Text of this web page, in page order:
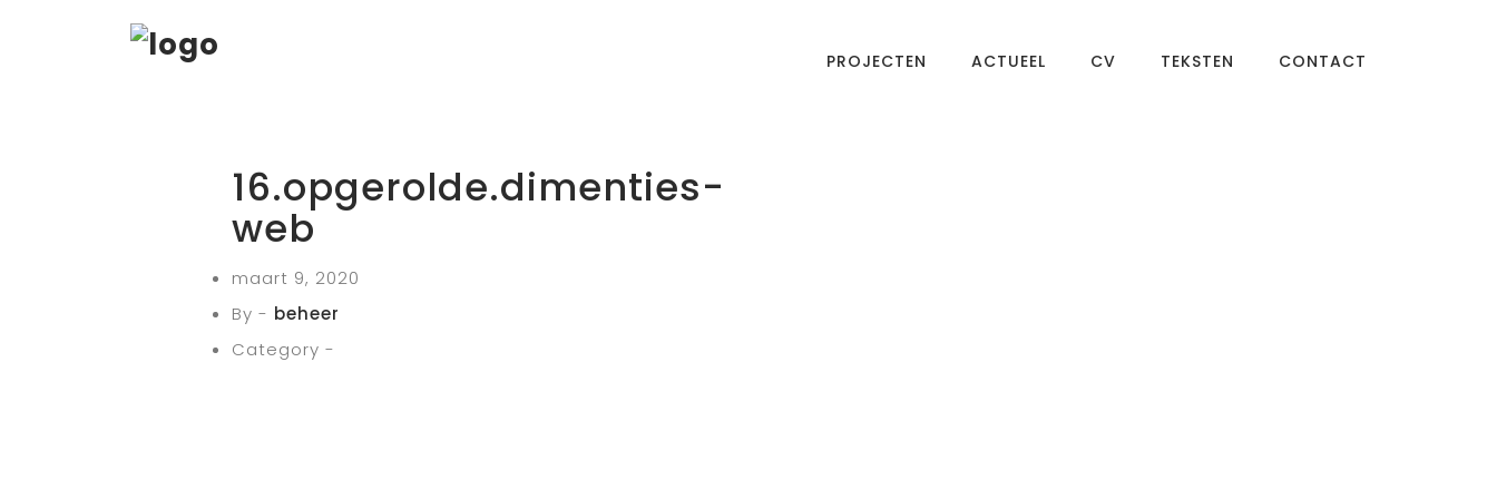
PROJECTEN ACTUEEL CV TEKSTEN CONTACT
16.opgerolde.dimenties-
web
maart 9, 2020
By - beheer
Category -